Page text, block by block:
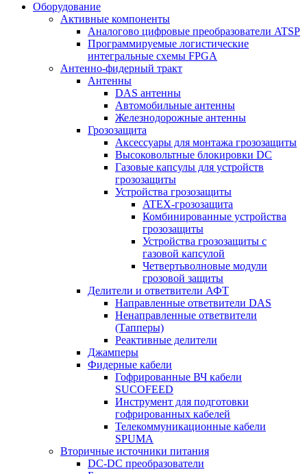
Оборудование
Активные компоненты
Аналогово цифровые преобразователи ATSP
Программируемые логистические
интегральные схемы FPGA
Антенно-фидерный тракт
Антенны
DAS антенны
Автомобильные антенны
Железнодорожные антенны
Грозозащита
Аксессуары для монтажа грозозащиты
Высоковольтные блокировки DC
Газовые капсулы для устройств
грозозащиты
Устройства грозозащиты
ATEX-грозозащита
Комбинированные устройства
грозозащиты
Устройства грозозащиты с
газовой капсулой
Четвертьволновые модули
грозовой защиты
Делители и ответвители АФТ
Направленные ответвители DAS
Ненаправленные ответвители
(Тапперы)
Реактивные делители
Джамперы
Фидерные кабели
Гофрированные ВЧ кабели
SUCOFEED
Инструмент для подготовки
гофрированных кабелей
Телекоммуникационные кабели
SPUMA
Вторичные источники питания
DC-DC преобразователи